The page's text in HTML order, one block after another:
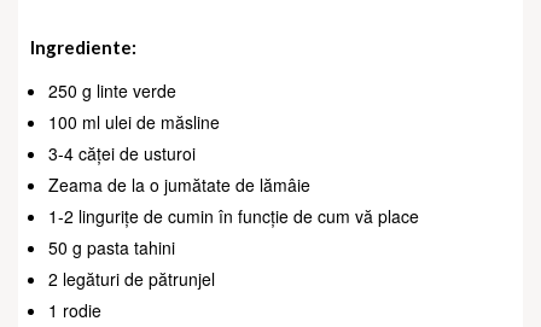
Ingrediente:
250 g linte verde
100 ml ulei de măsline
3-4 căței de usturoi
Zeama de la o jumătate de lămâie
1-2 lingurițe de cumin în funcție de cum vă place
50 g pasta tahini
2 legături de pătrunjel
1 rodie